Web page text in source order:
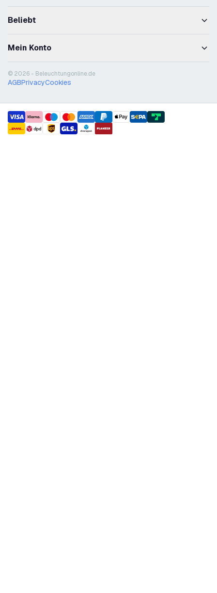
Beliebt
Mein Konto
© 2026 - Beleuchtungonline.de
AGBPrivacyCookies
payment methods
shipment methods